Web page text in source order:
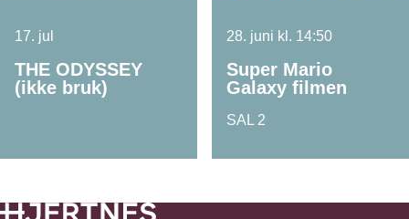
17. jul
THE ODYSSEY
(ikke bruk)
28. juni kl. 14:50
Super Mario
Galaxy filmen
SAL 2